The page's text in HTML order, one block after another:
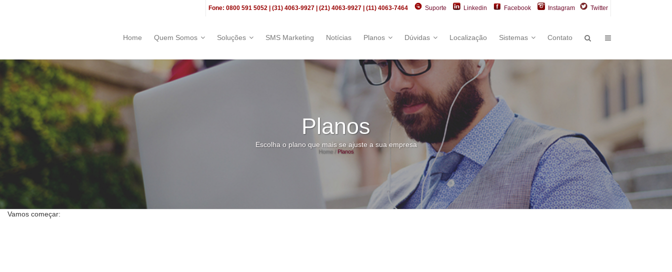
Fone: 0800 591 5052 | (31) 4063-9927 | (21) 4063-9927 | (11) 4063-7464 Suporte Linkedin Facebook Instagram Twitter
Home Quem Somos Soluções SMS Marketing Notícias Planos Dúvidas Localização Sistemas Contato
Planos
Escolha o plano que mais se ajuste a sua empresa
Home/ Planos
Vamos começar: